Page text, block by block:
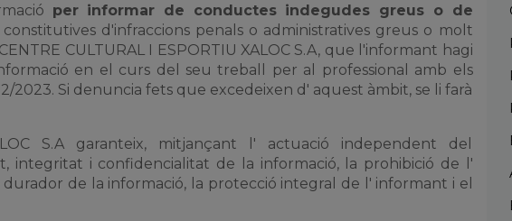
per informar de conductes indegudes greus o de
d'infraccions penals o administratives greus o molt
CULTURAL I ESPORTIU XALOC S.A, que l'informant hagi
en el curs del seu treball per al professional amb els
2/2023. Si denuncia fets que excedeixen d' aquest àmbit, se li farà
S.A garanteix, mitjançant l' actuació independent del
integritat i confidencialitat de la informació, la prohibició de l'
de la informació, la protecció integral de l' informant i el